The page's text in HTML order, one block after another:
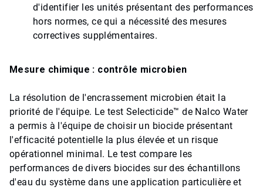
d'identifier les unités présentant des performances
hors normes, ce qui a nécessité des mesures
correctives supplémentaires.
Mesure chimique : contrôle microbien
La résolution de l'encrassement microbien était la
priorité de l'équipe. Le test Selecticide™ de Nalco Water
a permis à l'équipe de choisir un biocide présentant
l'efficacité potentielle la plus élevée et un risque
opérationnel minimal. Le test compare les
performances de divers biocides sur des échantillons
d'eau du système dans une application particulière et